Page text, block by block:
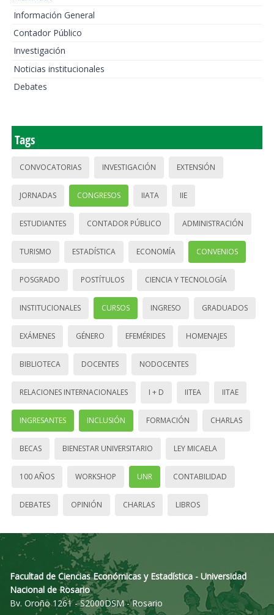
Información General
Contador Público
Investigación
Noticias institucionales
Debates
Tags
CONVOCATORIAS INVESTIGACIÓN EXTENSIÓN
JORNADAS CONGRESOS IIATA IIE
ESTUDIANTES CONTADOR PÚBLICO ADMINISTRACIÓN
TURISMO ESTADÍSTICA ECONOMÍA CONVENIOS
POSGRADO POSTÍTULOS CIENCIA Y TECNOLOGÍA
INSTITUCIONALES CURSOS INGRESO GRADUADOS
EXÁMENES GÉNERO EFEMÉRIDES HOMENAJES
BIBLIOTECA DOCENTES NODOCENTES
RELACIONES INTERNACIONALES I + D IITEA IITAE
INGRESANTES INCLUSIÓN FORMACIÓN CHARLAS
BECAS BIENESTAR UNIVERSITARIO LEY MICAELA
100 AÑOS WORKSHOP UNR CONTABILIDAD
DEBATES OPINIÓN CHARLAS LIBROS
Facultad de Ciencias Económicas y Estadística - Universidad
Nacional de Rosario
Bv. Oroño 1261 - S2000DSM - Rosario